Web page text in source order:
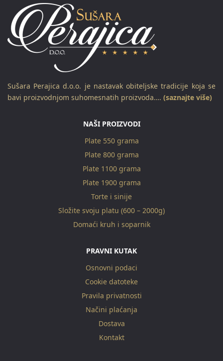
Sušara Perajica d.o.o. je nastavak obiteljske tradicije koja se
bavi proizvodnjom suhomesnatih proizvoda…. (saznajte više)
NAŠI PROIZVODI
Plate 550 grama
Plate 800 grama
Plate 1100 grama
Plate 1900 grama
Torte i sinije
Složite svoju platu (600 – 2000g)
Domaći kruh i soparnik
PRAVNI KUTAK
Osnovni podaci
Cookie datoteke
Pravila privatnosti
Načini plaćanja
Dostava
Kontakt